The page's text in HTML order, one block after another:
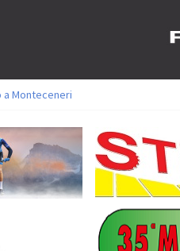
a Monteceneri
tra gli Elite. Corvi fora ed è 4^
5^ la migliore tra gli italiani
leggendaria storia